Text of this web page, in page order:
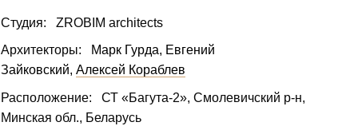
Студия: ZROBIM architects
Архитекторы: Марк Гурда
Евгений
Зайковский Алексей Кораблев
Расположение:
СТ «Багута-2», Смолевичский р-н,
Минская обл., Беларусь